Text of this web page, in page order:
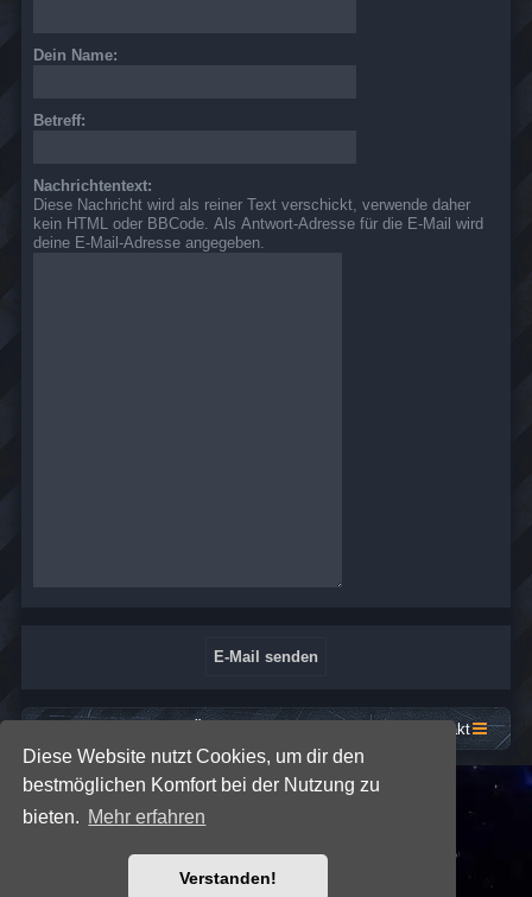
Diese Website nutzt Cookies, um dir den
bestmöglichen Komfort bei der Nutzung zu
bieten. Mehr erfahren
Verstanden!
Dein Name:
Betreff:
Nachrichtentext:
Diese Nachricht wird als reiner Text verschickt, verwende daher
kein HTML oder BBCode. Als Antwort-Adresse für die E-Mail wird
deine E-Mail-Adresse angegeben.
Kontakt
Premium phpBB Styles
Powered byphpBB® Forum Software © phpBB Limited
Deutsche Übersetzung durch